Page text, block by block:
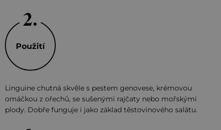
Použití
Linguine chutná skvěle s pestem genovese, krémovou
omáčkou z ořechů, se sušenými rajčaty nebo mořskými
plody. Dobře funguje i jako základ těstovinového salátu.